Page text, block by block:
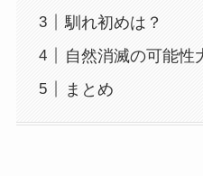
馴れ初めは？
自然消滅の可能性
まとめ